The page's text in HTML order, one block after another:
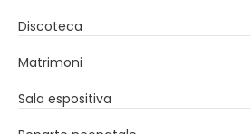
Discoteca
Matrimoni
Sala espositiva